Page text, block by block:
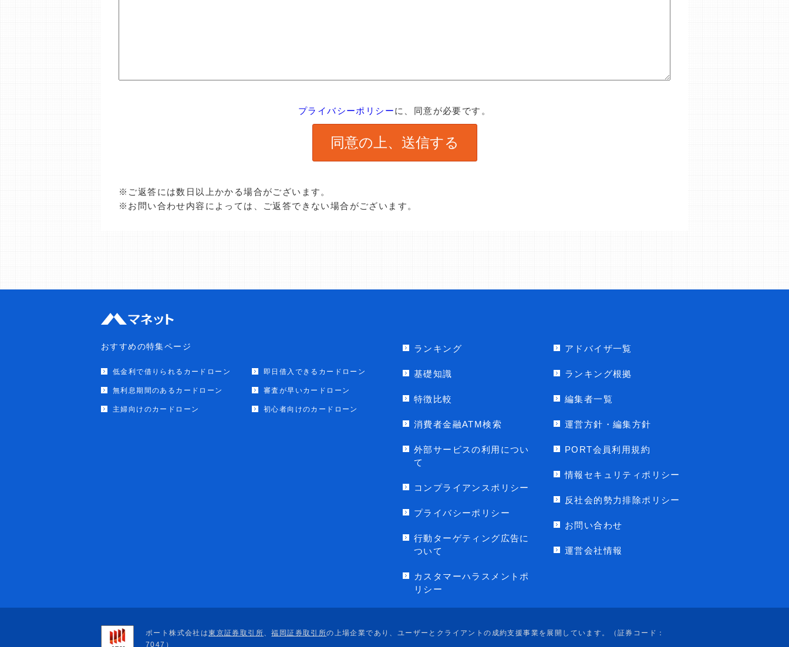
プライバシーポリシーに、同意が必要です。
※ご返答には数日以上かかる場合がございます。
※お問い合わせ内容によっては、ご返答できない場合がございます。
おすすめの特集ページ
低金利で借りられるカードローン 即日借入できるカードローン
無利息期間のあるカードローン 審査が早いカードローン
主婦向けのカードローン 初心者向けのカードローン
ランキング
基礎知識
特徴比較
消費者金融ATM検索
外部サービスの利用につい
て
コンプライアンスポリシー
プライバシーポリシー
行動ターゲティング広告に
ついて
カスタマーハラスメントポ
リシー
アドバイザ一覧
ランキング根拠
編集者一覧
運営方針・編集方針
PORT会員利用規約
情報セキュリティポリシー
反社会的勢力排除ポリシー
お問い合わせ
運営会社情報